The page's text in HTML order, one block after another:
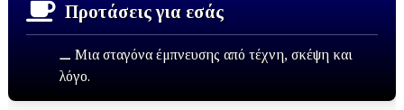
Προτάσεις για εσάς
⚊ Μια σταγόνα έμπνευσης από τέχνη, σκέψη και
λόγο.